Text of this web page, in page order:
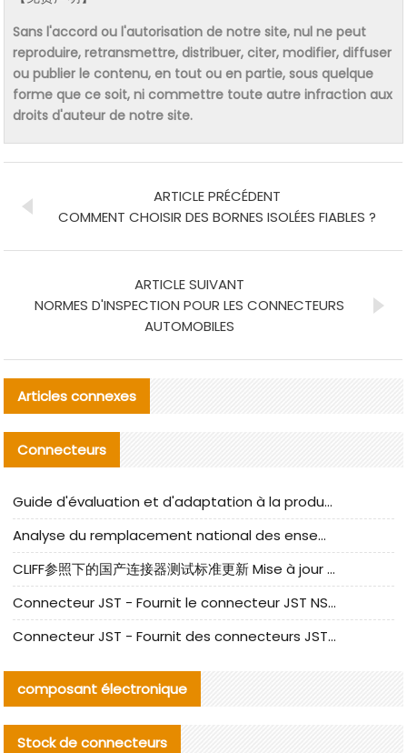
Sans l'accord ou l'autorisation de notre site, nul ne peut
reproduire, retransmettre, distribuer, citer, modifier, diffuser
ou publier le contenu, en tout ou en partie, sous quelque
forme que ce soit, ni commettre toute autre infraction aux
droits d'auteur de notre site.
ARTICLE PRÉCÉDENT
COMMENT CHOISIR DES BORNES ISOLÉES FIABLES ?
ARTICLE SUIVANT
NORMES D'INSPECTION POUR LES CONNECTEURS
AUTOMOBILES
Articles connexes
Connecteurs
Guide d'évaluation et d'adaptation à la production des composants de câbles nationaux CNC Tech
Analyse du remplacement national des ensembles de câbles à fréquence élevée I-PEX
CLIFF参照下的国产连接器测试标准更新 Mise à jour des normes de test des connecteurs nationaux sous la référence CLIFF
Connecteur JST - Fournit le connecteur JST NSHR-02V-S original | Équivalent
Connecteur JST - Fournit des connecteurs JST GHR-09V-S authentiques et des produits de remplacement|
composant électronique
Stock de connecteurs